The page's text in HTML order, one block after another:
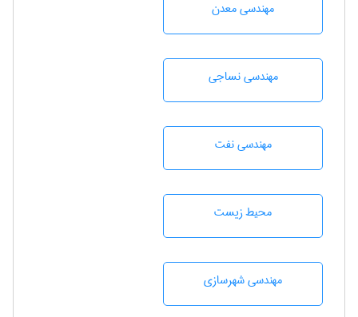
مهندسی معدن
مهندسي نساجی
مهندسی نفت
محيط زيست
مهندسی شهرسازی